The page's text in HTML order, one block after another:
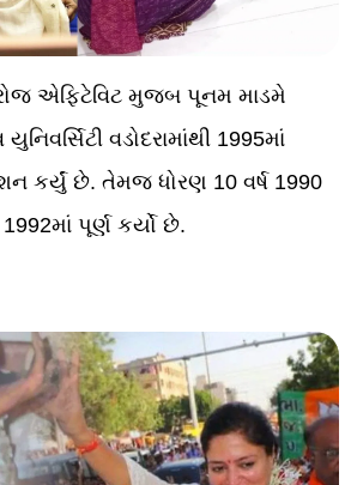
એફિટેવિટ મુજબ પૂનમ માડમે
વડોદરામાંથી 1995માં
કર્યું છે. તેમજ ધોરણ 10 વર્ષ 1990
પૂર્ણ કર્યો છે.